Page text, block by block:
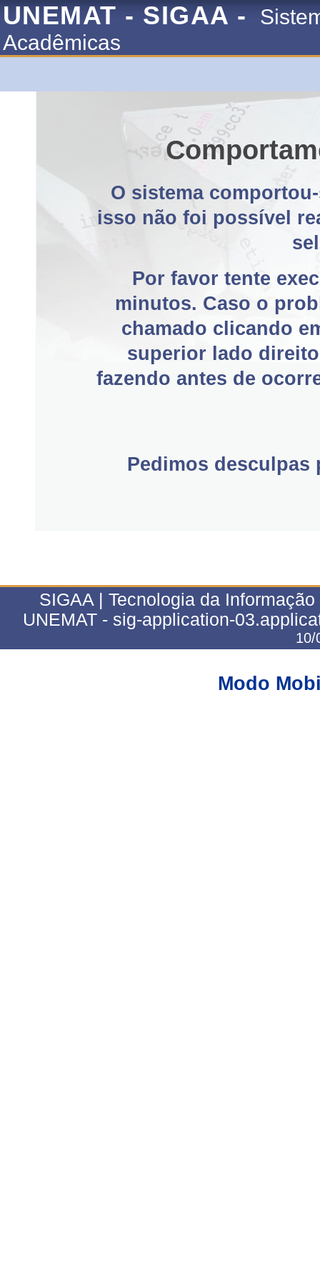
UNEMAT - SIGAA -
Acadêmicas
O sistema
isso não foi possível
Por favor tente
minutos. Caso o
chamado clicando
superior lado
fazendo antes de
Pedimos
SIGAA | Tecnologia da
UNEMAT - sig-application-
10/
Modo